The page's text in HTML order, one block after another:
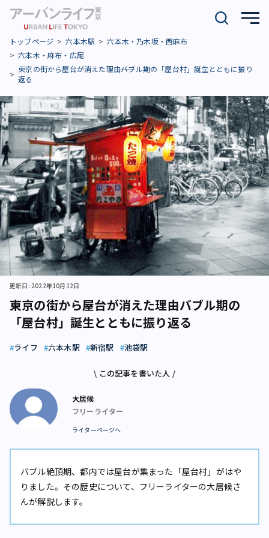
トップページ 六本木駅
六本木・乃木坂・西麻布
六本木・麻布・広尾
東京の街から屋台が消えた理由――バブル期の「屋台村」誕生とともに振り
返る
東京の街から屋台が消えた理由――バブル期の
「屋台村」誕生とともに振り返る
更新日: 2022年10月12日
ライフ 六本木駅 新宿駅 池袋駅
\ この記事を書いた人 /
大居候
フリーライター
ライターページへ
バブル絶頂期、都内では屋台が集まった「屋台村」がはや
りました。その歴史について、フリーライターの大居候さ
んが解説します。